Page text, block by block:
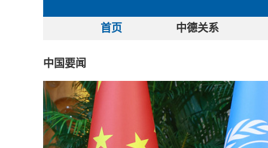
首页 中德关系
中国要闻